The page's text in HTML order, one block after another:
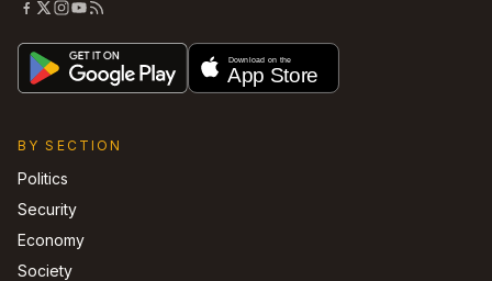
BY SECTION
Politics
Security
Economy
Society